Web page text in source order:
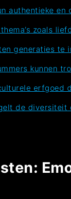
authentieke en
zoals
generaties te
kunnen
erfgoed
de